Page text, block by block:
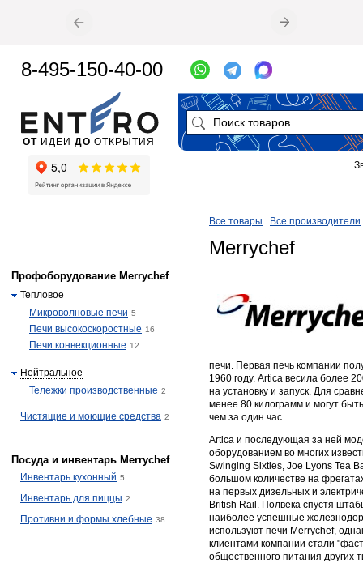
Все товары Все производители
Merrychef
печи. Первая печь компании
1960 году. Artica весила более
на установку и запуск. Для
менее 80 килограмм и могут
чем за один час.
Artica и последующая за ней
оборудованием во многих
Swinging Sixties, Joe Lyons Tea
большом количестве на
на первых дизельных и
British Rail. Полвека спустя
наиболее успешные
используют печи Merrychef,
клиентами компании стали
общественного питания других
Профоборудование Merrychef
Тепловое
Микроволновые печи 5
Печи высокоскоростные 16
Печи конвекционные 12
Нейтральное
Тележки производственные 2
Чистящие и моющие средства 2
Посуда и инвентарь Merrychef
Инвентарь кухонный 5
Инвентарь для пиццы 2
Противни и формы хлебные 38
ОТ ИДЕИ ДО ОТКРЫТИЯ
8-495-150-40-00